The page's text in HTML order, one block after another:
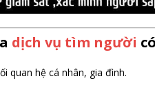
dịch vụ tìm người
quan hệ cá nhân, gia đình.